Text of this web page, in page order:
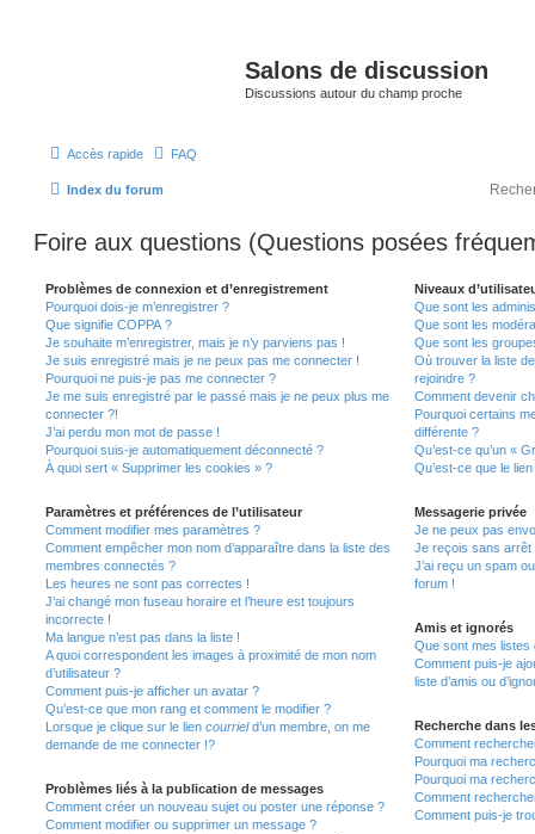
Salons de discussion
Discussions autour du champ proche
Accès rapide FAQ
Index du forum
Foire aux questions (Questions posées
Problèmes de connexion et d’enregistrement
Pourquoi dois-je m’enregistrer ?
Que signifie COPPA ?
Je souhaite m’enregistrer, mais je n’y parviens pas !
Je suis enregistré mais je ne peux pas me connecter !
Pourquoi ne puis-je pas me connecter ?
Je me suis enregistré par le passé mais je ne peux plus me
connecter ?!
J’ai perdu mon mot de passe !
Pourquoi suis-je automatiquement déconnecté ?
À quoi sert « Supprimer les cookies » ?
Paramètres et préférences de l’utilisateur
Comment modifier mes paramètres ?
Comment empêcher mon nom d’apparaître dans la liste des
membres connectés ?
Les heures ne sont pas correctes !
J’ai changé mon fuseau horaire et l’heure est toujours
incorrecte !
Ma langue n’est pas dans la liste !
A quoi correspondent les images à proximité de mon nom
d’utilisateur ?
Comment puis-je afficher un avatar ?
Qu’est-ce que mon rang et comment le modifier ?
Lorsque je clique sur le lien courrield’un membre, on me
demande de me connecter !?
Problèmes liés à la publication de messages
Comment créer un nouveau sujet ou poster une réponse ?
Comment modifier ou supprimer un message ?
Niveaux
Que sont les
Que sont les
Que sont les
Où trouver la liste
rejoindre ?
Comment devenir
Pourquoi certains
différente ?
Qu’est-ce qu’un «
Qu’est-ce que le
Messagerie privée
Je ne peux pas
Je reçois sans arrêt
J’ai reçu un spam
forum !
Amis et ignorés
Que sont mes listes
Comment puis-je
liste d’amis ou
Recherche dans
Comment
Pourquoi ma
Pourquoi ma
Comment
Comment puis-je